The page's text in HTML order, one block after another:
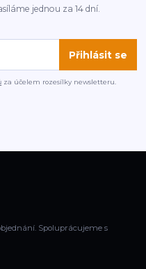
jednou za 14 dní.
Přihlásit se
za účelem rozesílky newsletteru.
Spoluprácujeme s